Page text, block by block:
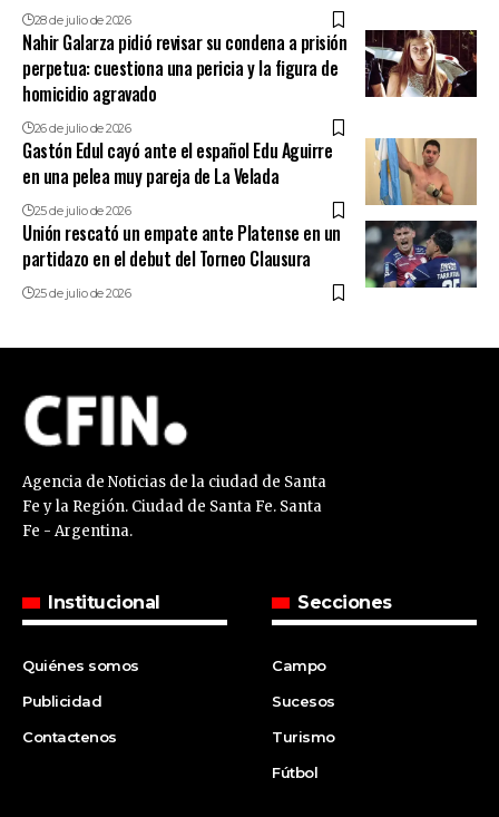
28 de julio de 2026
Nahir Galarza pidió revisar su condena a prisión
perpetua: cuestiona una pericia y la figura de
homicidio agravado
26 de julio de 2026
Gastón Edul cayó ante el español Edu Aguirre
en una pelea muy pareja de La Velada
25 de julio de 2026
Unión rescató un empate ante Platense en un
partidazo en el debut del Torneo Clausura
25 de julio de 2026
Agencia de Noticias de la ciudad de Santa
Fe y la Región. Ciudad de Santa Fe. Santa
Fe - Argentina.
Institucional
Quiénes somos
Publicidad
Contactenos
Secciones
Campo
Sucesos
Turismo
Fútbol